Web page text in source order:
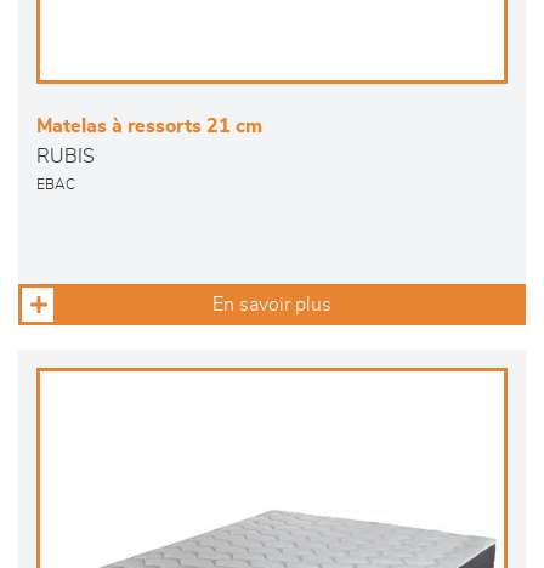
Matelas à ressorts 21 cm
RUBIS
EBAC
En savoir plus